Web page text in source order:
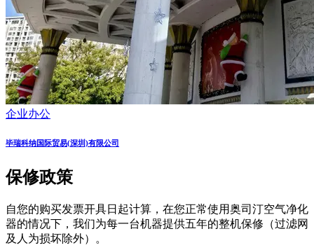
企业办公
毕瑞科纳国际贸易(深圳)有限公司
保修政策
自您的购买发票开具日起计算，在您正常使用奥司汀空气净化
器的情况下，我们为每一台机器提供五年的整机保修（过滤网
及人为损坏除外）。